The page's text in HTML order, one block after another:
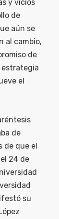
y vicios
de
aún se
al cambio,
de
estrategia
el
de
de que el
24 de
su